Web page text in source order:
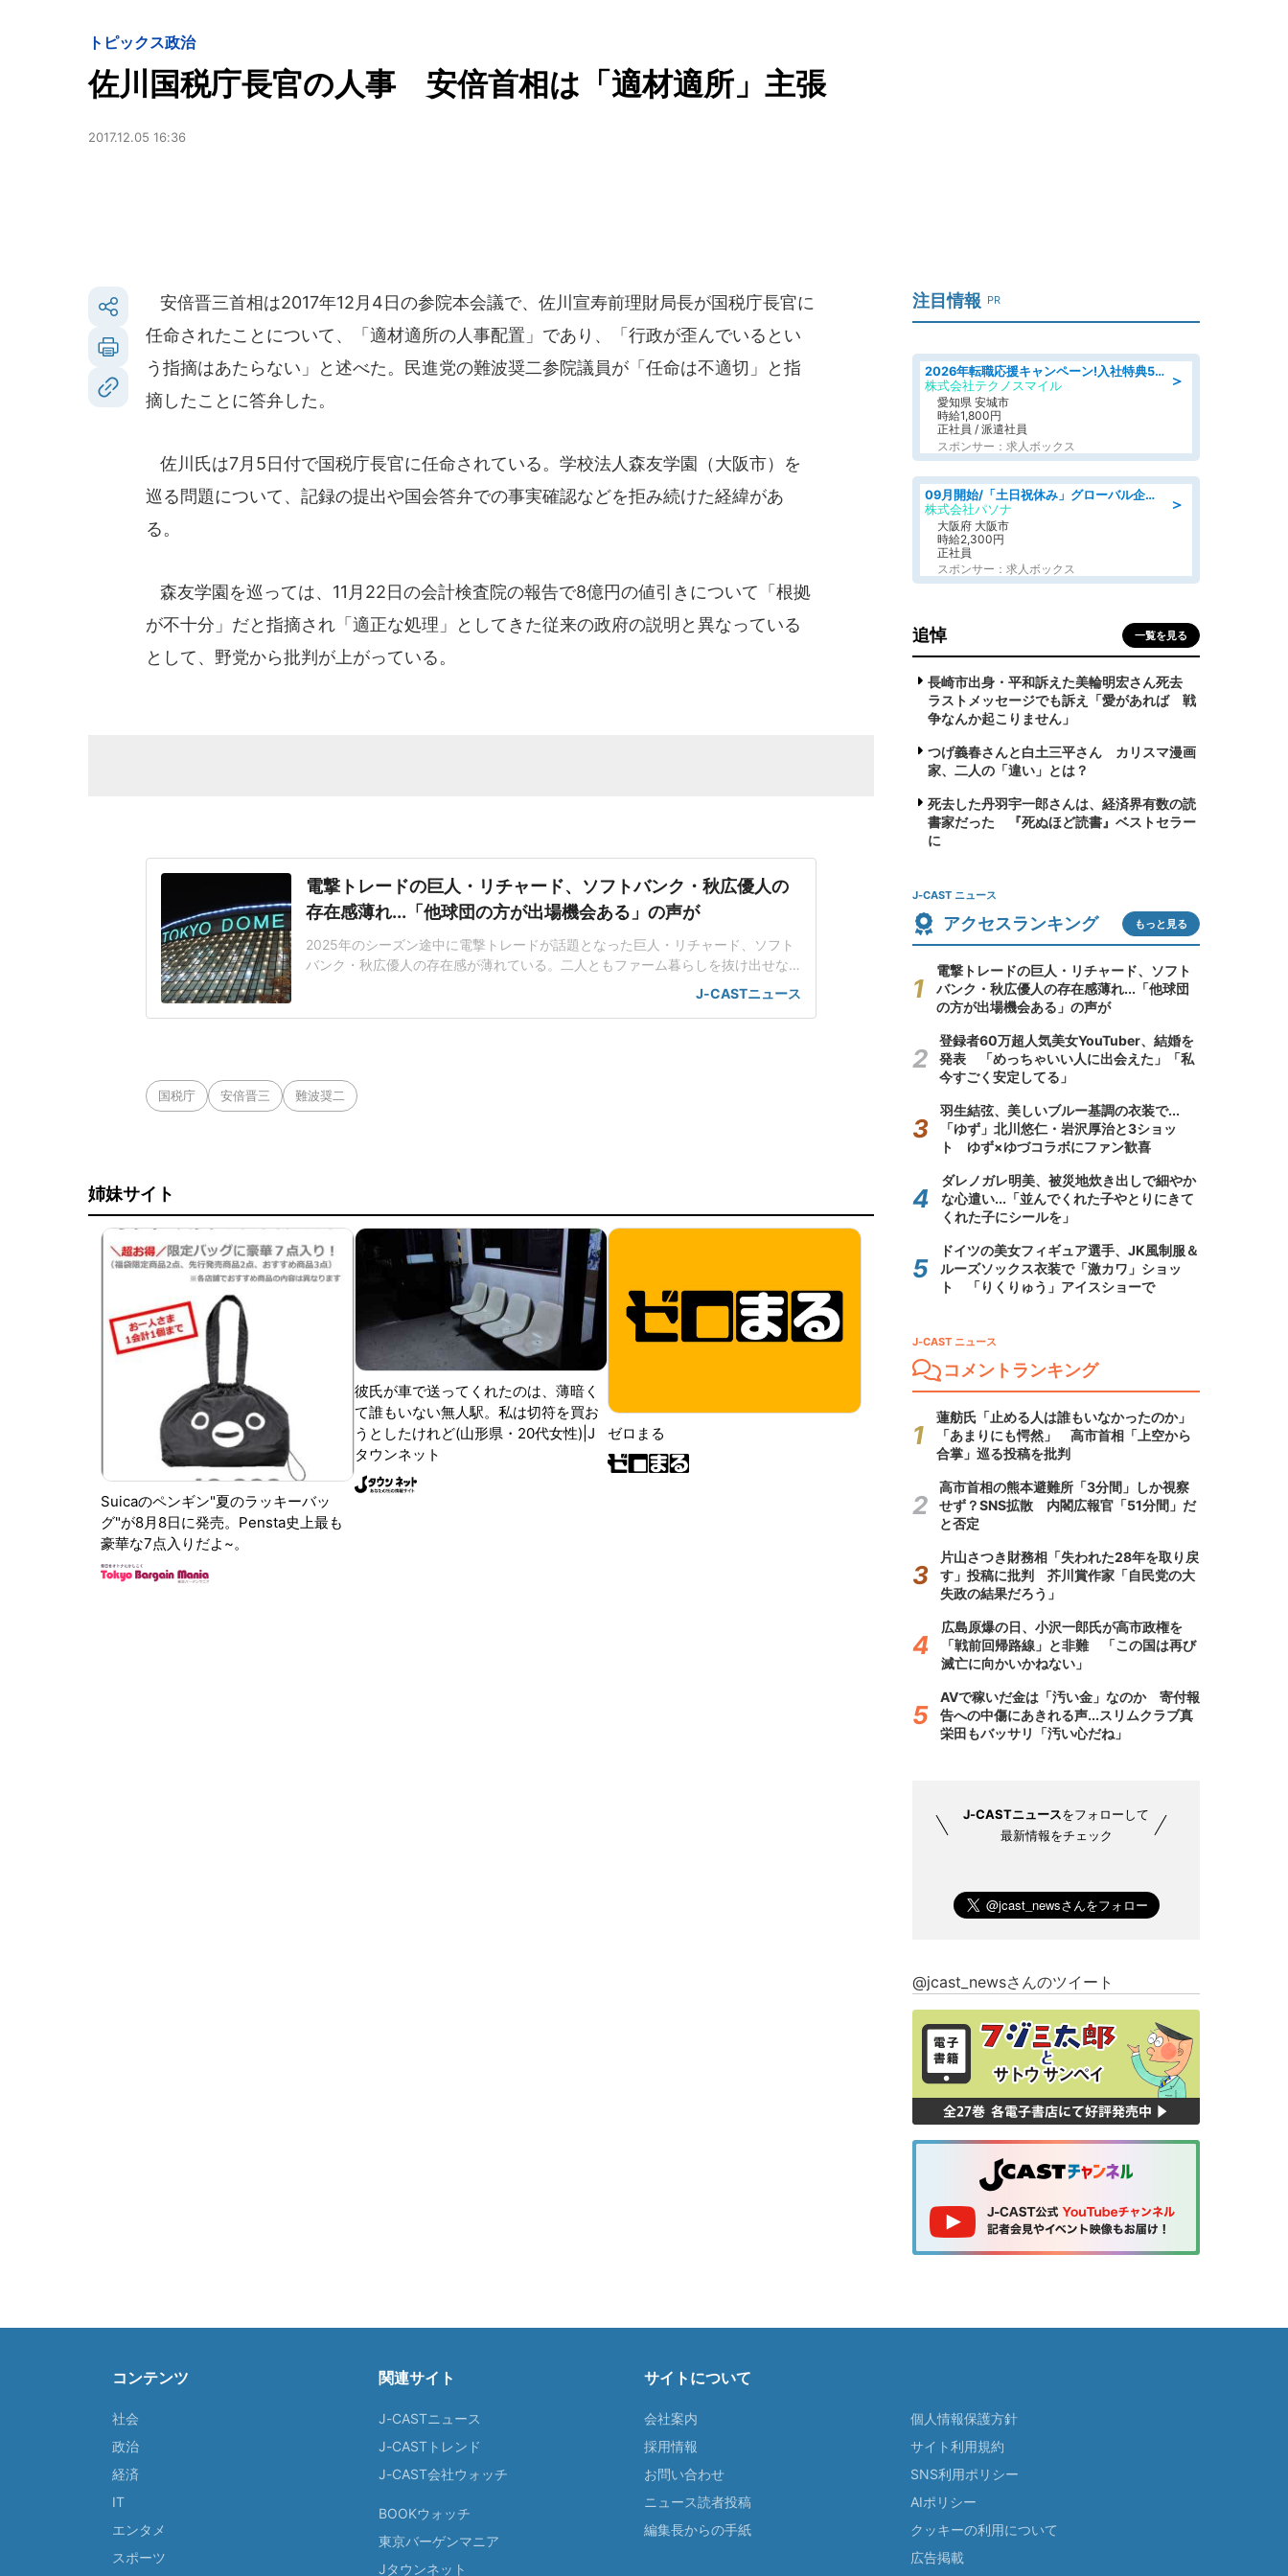
トピックス政治
佐川国税庁長官の人事 安倍首相は「適材適所」主張
2017.12.05 16:36
安倍晋三首相は2017年12月4日の参院本会議で、佐川宣寿前理財局長が国税庁長官に
任命されたことについて、「適材適所の人事配置」であり、「行政が歪んでいるとい
う指摘はあたらない」と述べた。民進党の難波奨二参院議員が「任命は不適切」と指
摘したことに答弁した。
佐川氏は7月5日付で国税庁長官に任命されている。学校法人森友学園（大阪市）を
巡る問題について、記録の提出や国会答弁での事実確認などを拒み続けた経緯があ
る。
森友学園を巡っては、11月22日の会計検査院の報告で8億円の値引きについて「根拠
が不十分」だと指摘され「適正な処理」としてきた従来の政府の説明と異なっている
として、野党から批判が上がっている。
電撃トレードの巨人・リチャード、ソフトバンク・秋広優人の
存在感薄れ...「他球団の方が出場機会ある」の声が
2025年のシーズン途中に電撃トレードが話題となった巨人・リチャード、ソフト
バンク・秋広優人の存在感が薄れている。二人ともファーム暮らしを抜け出せな
いリチャードはソフトバンク在籍時にウエスタン・リーグで5年連続本塁打王に輝
いた長打力を評価され、秋広優人、大江竜聖と2対1のトレードで25年5月に巨人に
J-CASTニュース
国税庁 安倍晋三 難波奨二
姉妹サイト
Suicaのペンギン"夏のラッキーバッ
グ"が8月8日に発売。Pensta史上最も
豪華な7点入りだよ~。
彼氏が車で送ってくれたのは、薄暗く
て誰もいない無人駅。私は切符を買お
うとしたけれど(山形県・20代女性)|J
タウンネット
ゼロまる
注目情報 PR
＞
2026年転職応援キャンペーン!入社特典58万円/デンソーで働こう!自動車工場で小型部品の検査業務 denso aichi
株式会社テクノスマイル
愛知県 安城市
時給1,800円
正社員 / 派遣社員
スポンサー：求人ボックス
＞
09月開始/「土日祝休み」グローバル企業での産業保健のお仕事/保健師/高時給/残業なし/服装自由
株式会社パソナ
大阪府 大阪市
時給2,300円
正社員
スポンサー：求人ボックス
追悼 一覧を見る
長崎市出身・平和訴えた美輪明宏さん死去
ラストメッセージでも訴え「愛があれば 戦
争なんか起こりません」
つげ義春さんと白土三平さん カリスマ漫画
家、二人の「違い」とは？
死去した丹羽宇一郎さんは、経済界有数の読
書家だった 『死ぬほど読書』ベストセラー
に
J-CAST ニュース
アクセスランキング もっと見る
電撃トレードの巨人・リチャード、ソフト
バンク・秋広優人の存在感薄れ...「他球団
の方が出場機会ある」の声が
登録者60万超人気美女YouTuber、結婚を
発表 「めっちゃいい人に出会えた」「私
今すごく安定してる」
羽生結弦、美しいブルー基調の衣装で...
「ゆず」北川悠仁・岩沢厚治と3ショッ
ト ゆず×ゆづコラボにファン歓喜
ダレノガレ明美、被災地炊き出しで細やか
な心遣い...「並んでくれた子やとりにきて
くれた子にシールを」
ドイツの美女フィギュア選手、JK風制服＆
ルーズソックス衣装で「激カワ」ショッ
ト 「りくりゅう」アイスショーで
J-CAST ニュース
コメントランキング
蓮舫氏「止める人は誰もいなかったのか」
「あまりにも愕然」 高市首相「上空から
合掌」巡る投稿を批判
高市首相の熊本避難所「3分間」しか視察
せず？SNS拡散 内閣広報官「51分間」だ
と否定
片山さつき財務相「失われた28年を取り戻
す」投稿に批判 芥川賞作家「自民党の大
失政の結果だろう」
広島原爆の日、小沢一郎氏が高市政権を
「戦前回帰路線」と非難 「この国は再び
滅亡に向かいかねない」
AVで稼いだ金は「汚い金」なのか 寄付報
告への中傷にあきれる声...スリムクラブ真
栄田もバッサリ「汚い心だね」
J-CASTニュースをフォローして
最新情報をチェック
@jcast_newsさんのツイート
コンテンツ
社会
政治
経済
IT
エンタメ
スポーツ
関連サイト
J-CASTニュース
J-CASTトレンド
J-CAST会社ウォッチ
BOOKウォッチ
東京バーゲンマニア
Jタウンネット
サイトについて
会社案内
採用情報
お問い合わせ
ニュース読者投稿
編集長からの手紙
個人情報保護方針
サイト利用規約
SNS利用ポリシー
AIポリシー
クッキーの利用について
広告掲載